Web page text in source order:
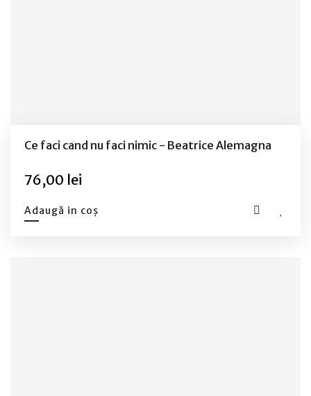
Ce faci cand nu faci nimic - Beatrice Alemagna
76,00 lei
Adaugă in coș